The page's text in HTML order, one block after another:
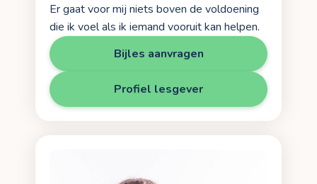
Er gaat voor mij niets boven de voldoening
die ik voel als ik iemand vooruit kan helpen.
Bijles aanvragen
Profiel lesgever